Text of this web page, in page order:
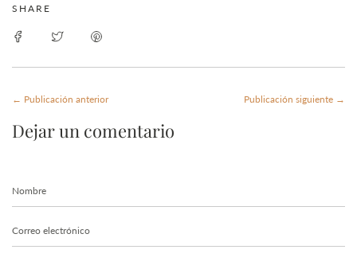
SHARE
← Publicación anterior Publicación siguiente →
Dejar un comentario
electrónico